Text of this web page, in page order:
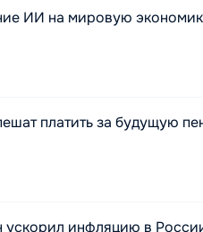
ИИ на мировую
платить за будущую
ускорил инфляцию в